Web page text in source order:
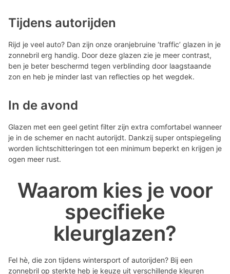
Tijdens autorijden
Rijd je veel auto? Dan zijn onze oranjebruine ‘traffic’ glazen in je
zonnebril erg handig. Door deze glazen zie je meer contrast,
ben je beter beschermd tegen verblinding door laagstaande
zon en heb je minder last van reflecties op het wegdek.
In de avond
Glazen met een geel getint filter zijn extra comfortabel wanneer
je in de schemer en nacht autorijdt. Dankzij super ontspiegeling
worden lichtschitteringen tot een minimum beperkt en krijgen je
ogen meer rust.
Waarom kies je voor
specifieke
kleurglazen?
Fel hè, die zon tijdens wintersport of autorijden? Bij een
zonnebril op sterkte heb je keuze uit verschillende kleuren